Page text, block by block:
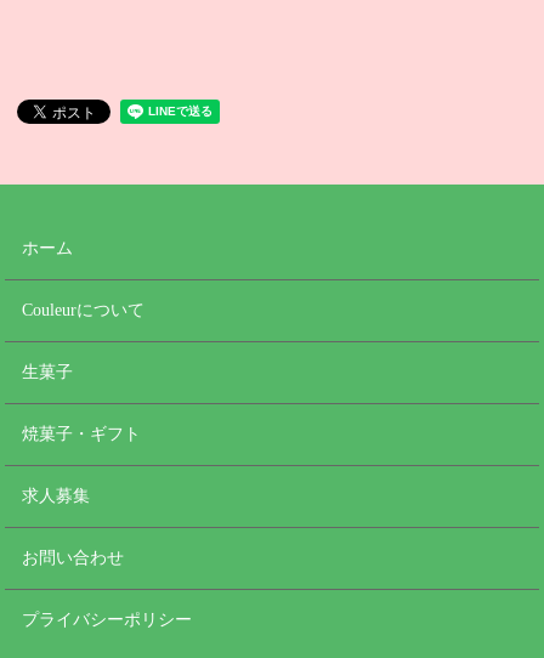
ホーム
Couleurについて
生菓子
焼菓子・ギフト
求人募集
お問い合わせ
プライバシーポリシー